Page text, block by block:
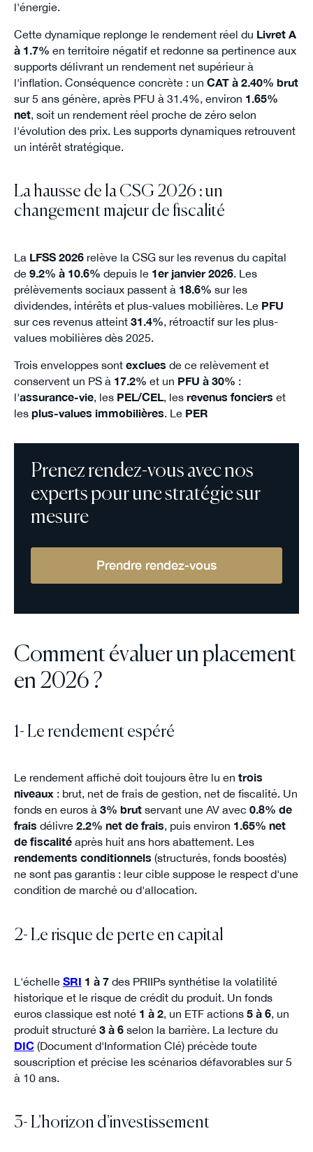
l'énergie.
Cette dynamique replonge le rendement réel du Livret A
à 1.7% en territoire négatif et redonne sa pertinence aux
supports délivrant un rendement net supérieur à
l'inflation. Conséquence concrète : un CAT à 2.40% brut
sur 5 ans génère, après PFU à 31.4%, environ 1.65%
net, soit un rendement réel proche de zéro selon
l'évolution des prix. Les supports dynamiques retrouvent
un intérêt stratégique.
La hausse de la CSG 2026 : un
changement majeur de fiscalité
La LFSS 2026relève la CSG sur les revenus du capital
de 9.2% à 10.6% depuis le 1er janvier 2026. Les
prélèvements sociaux passent à 18.6% sur les
dividendes, intérêts et plus-values mobilières. Le PFU
sur ces revenus atteint 31.4%, rétroactif sur les plus-
values mobilières dès 2025.
Trois enveloppes sont exclues de ce relèvement et
conservent un PS à 17.2% et un PFU à 30% :
l'assurance-vie, les PEL/CEL, les revenus fonciers et
les plus-values immobilières. Le PER
Prenez rendez-vous avec nos
experts pour une stratégie sur
mesure
Prendre rendez-vous
Comment évaluer un placement
en 2026 ?
1- Le rendement espéré
Le rendement affiché doit toujours être lu en trois
niveaux : brut, net de frais de gestion, net de fiscalité. Un
fonds en euros à 3% brutservant une AV avec 0.8% de
frais délivre 2.2% net de frais, puis environ 1.65% net
de fiscalitéaprès huit ans hors abattement. Les
rendements conditionnels (structurés, fonds boostés)
ne sont pas garantis : leur cible suppose le respect d'une
condition de marché ou d'allocation.
2- Le risque de perte en capital
L'échelle SRI 1 à 7des PRIIPs synthétise la volatilité
historique et le risque de crédit du produit. Un fonds
euros classique est noté 1 à 2, un ETF actions 5 à 6, un
produit structuré 3 à 6selon la barrière. La lecture du
DIC(Document d'Information Clé) précède toute
souscription et précise les scénarios défavorables sur 5
à 10 ans.
3- L'horizon d'investissement